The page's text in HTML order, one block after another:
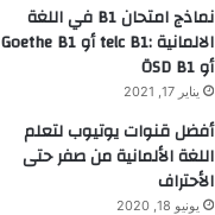
نماذج امتحان B1 في اللغة
الالمانية :telc B1 أو Goethe B1
أو ÖSD B1
يناير 17, 2021
أفضل قنوات يوتيوب لتعلم
اللغة الألمانية من صفر حتى
الأحتراف
يونيو 18, 2020